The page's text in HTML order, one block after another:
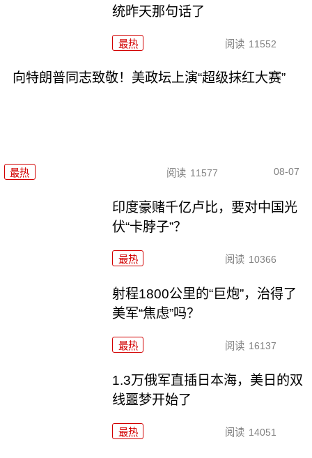
统昨天那句话了
最热 阅读 11552
向特朗普同志致敬！美政坛上演“超级抹红大赛”
最热 阅读 11577 08-07
印度豪赌千亿卢比，要对中国光
伏“卡脖子”？
最热 阅读 10366
射程1800公里的“巨炮”，治得了
美军“焦虑”吗？
最热 阅读 16137
1.3万俄军直插日本海，美日的双
线噩梦开始了
最热 阅读 14051